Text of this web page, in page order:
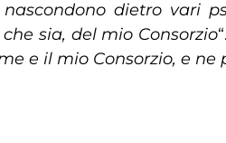
dietro vari
sia, del mio Consorzio
e il mio Consorzio, e ne